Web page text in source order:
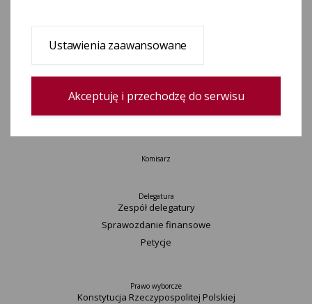
Uchwały
Okręgi wyborcze i obwody głosowania
Konkurs „Wybieram Wybory”
Archiwum
Komisarz
Delegatura
Zespół delegatury
Sprawozdanie finansowe
Petycje
Prawo wyborcze
Konstytucja Rzeczypospolitej Polskiej​
Ustawienia zaawansowane
Akceptuję i przechodzę do serwisu